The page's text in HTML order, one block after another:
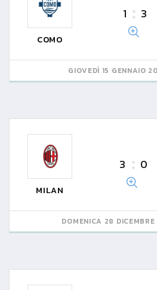
COMO
1 3
GIOVEDÌ 15 GENNAIO
MILAN
3 0
DOMENICA 28